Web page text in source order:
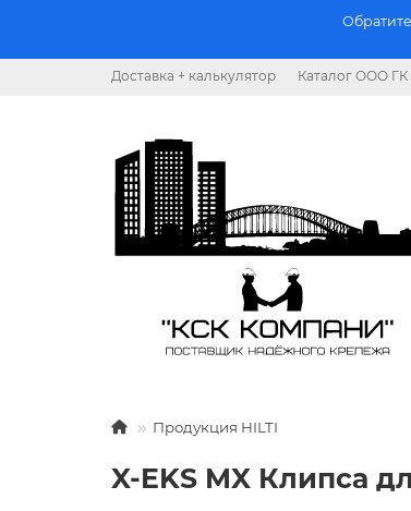
Доставка + калькулятор Каталог ООО
Продукция HILTI
X-EKS MX Клипса